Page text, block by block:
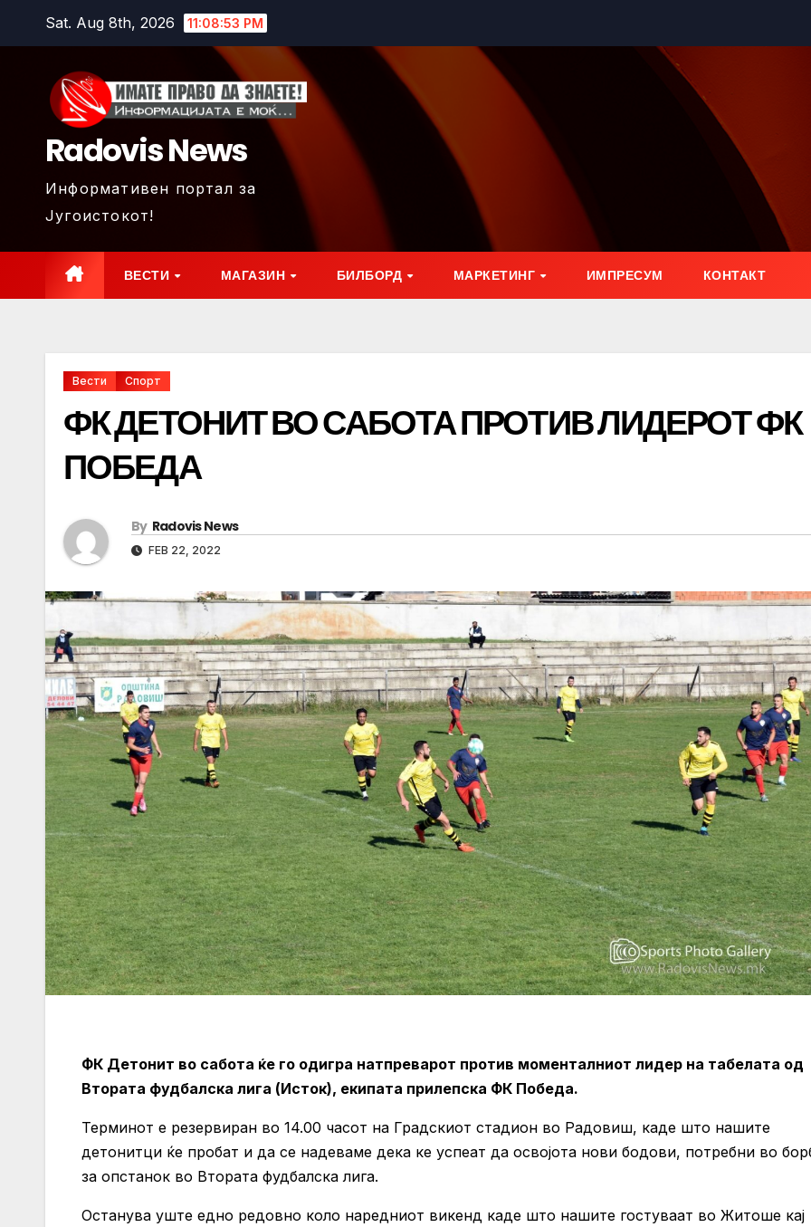
Sat. Aug 8th, 2026 11:08:55 PM
Radovis News
Информативен портал за
Југоистокот!
ВЕСТИ МАГАЗИН БИЛБОРД МАРКЕТИНГ ИМПРЕСУМ КОНТАКТ
Вести Спорт
ФК ДЕТОНИТ ВО САБОТА ПРОТИВ ЛИДЕРОТ ФК
ПОБЕДА
By Radovis News
FEB 22, 2022
ФК Детонит во сабота ќе го одигра натпреварот против моменталниот лидер на табелата од
Втората фудбалска лига (Исток), екипата прилепска ФК Победа.
Терминот е резервиран во 14.00 часот на Градскиот стадион во Радовиш, каде што нашите
детонитци ќе пробат и да се надеваме дека ке успеат да освојота нови бодови, потребни во
за опстанок во Втората фудбалска лига.
Останува уште едно редовно коло наредниот викенд каде што нашите гостуваат во Житоше кај